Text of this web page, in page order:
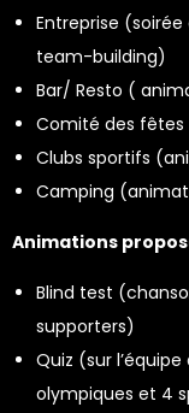
Entreprise
team-building)
Bar/ Resto (
Comité des fêtes
Clubs sportifs
Camping
Animations
Blind test
supporters)
Quiz (sur
olympiques et 4